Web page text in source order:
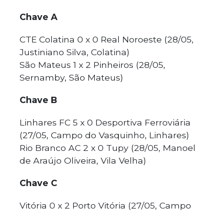
Chave A
CTE Colatina 0 x 0 Real Noroeste (28/05,
Justiniano Silva, Colatina)
São Mateus 1 x 2 Pinheiros (28/05,
Sernamby, São Mateus)
Chave B
Linhares FC 5 x 0 Desportiva Ferroviária
(27/05, Campo do Vasquinho, Linhares)
Rio Branco AC 2 x 0 Tupy (28/05, Manoel
de Araújo Oliveira, Vila Velha)
Chave C
Vitória 0 x 2 Porto Vitória (27/05, Campo